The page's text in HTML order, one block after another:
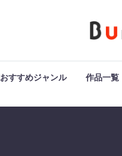
おすすめジャンル 作品一覧